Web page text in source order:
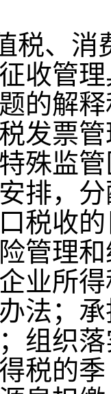
税、消
收管
的解
发票
殊监
安排，
税收
管理
业所
法；
组织
税的